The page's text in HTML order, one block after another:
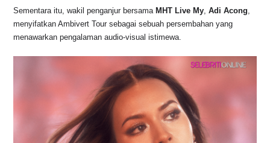
Sementara itu, wakil penganjur bersama MHT Live My,Adi Acong,
menyifatkan Ambivert Tour sebagai sebuah persembahan yang
menawarkan pengalaman audio-visual istimewa.